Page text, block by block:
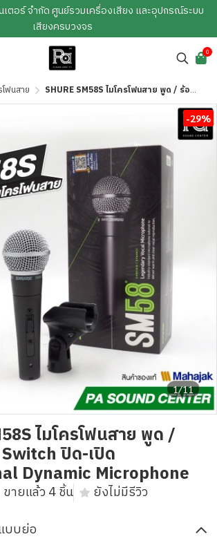
เตอร์ จำกัด ศูนย์รวมเครื่องเสียง และอุปกรณ์ระบบ
เสียงครบวงจร
0
โฟนสาย SHURE SM58S ไมโครโฟนสาย พูด / ร้องเพลง มี Switch ปิด-เปิด Professional Dynamic Microphone
1/11
-29%
ไมโครโฟนสาย พูด /
ปิด-เปิด
Dynamic Microphone
ขายแล้ว 4 ชิ้น ยังไม่มีรีวิว
บบย่อ